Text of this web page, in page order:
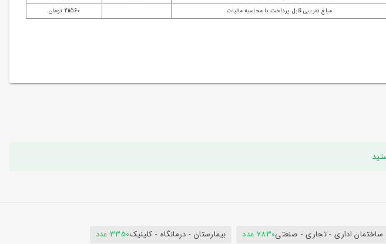
مبلغ تقریبی قابل پرداخت با محاسبه مالیات
211560 تومان
ساختمان اداری - تجاری - صنعتی7830 عدد بیمارستان - درمانگاه - کلینیک3350 عدد